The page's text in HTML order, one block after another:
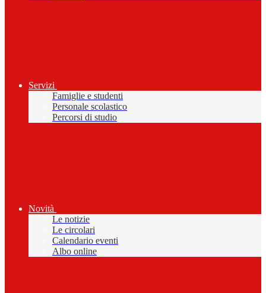
Servizi
Famiglie e studenti
Personale scolastico
Percorsi di studio
Novità
Le notizie
Le circolari
Calendario eventi
Albo online